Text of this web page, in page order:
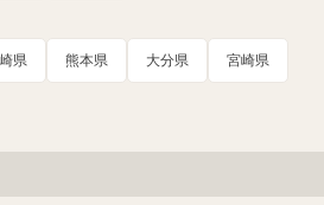
県 熊本県 大分県 宮崎県